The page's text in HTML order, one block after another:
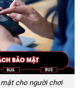
cho người chơi